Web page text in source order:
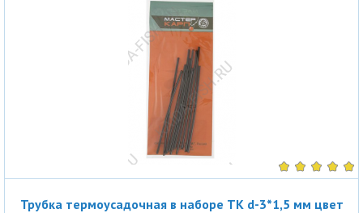
Трубка термоусадочная в наборе ТК d-3*1,5 мм цвет